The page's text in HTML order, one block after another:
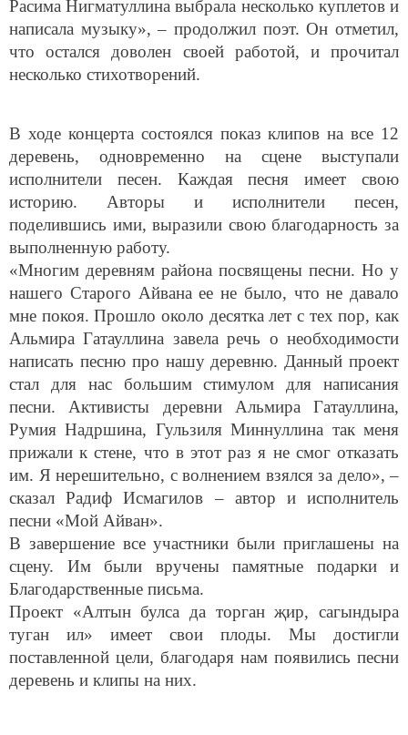
написала музыку», – продолжил поэт. Он отметил,
что остался доволен своей работой, и прочитал
несколько стихотворений.
деревень, одновременно на сцене выступали
исполнители песен. Каждая песня имеет свою
историю. Авторы и исполнители песен,
поделившись ими, выразили свою благодарность за
выполненную работу.
«Многим деревням района посвящены песни. Но у
нашего Старого Айвана ее не было, что не давало
мне покоя. Прошло около десятка лет с тех пор, как
Альмира Гатауллина завела речь о необходимости
написать песню про нашу деревню. Данный проект
стал для нас большим стимулом для написания
песни. Активисты деревни Альмира Гатауллина,
Румия Надршина, Гульзиля Миннуллина так меня
прижали к стене, что в этот раз я не смог отказать
им. Я нерешительно, с волнением взялся за дело», –
сказал Радиф Исмагилов – автор и исполнитель
песни «Мой Айван».
В завершение все участники были приглашены на
сцену. Им были вручены памятные подарки и
Благодарственные письма.
Проект «Алтын булса да торган җир, сагындыра
туган ил» имеет свои плоды. Мы достигли
поставленной цели, благодаря нам появились песни
деревень и клипы на них.